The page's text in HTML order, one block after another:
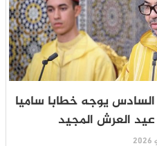
يوجه خطابا ساميا
عيد العرش المجيد